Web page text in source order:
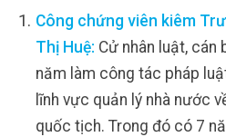
Công chứng viên kiêm
Thị Huệ: Cử nhân luật, cán
năm làm công tác pháp
lĩnh vực quản lý nhà nước
quốc tịch. Trong đó có 7